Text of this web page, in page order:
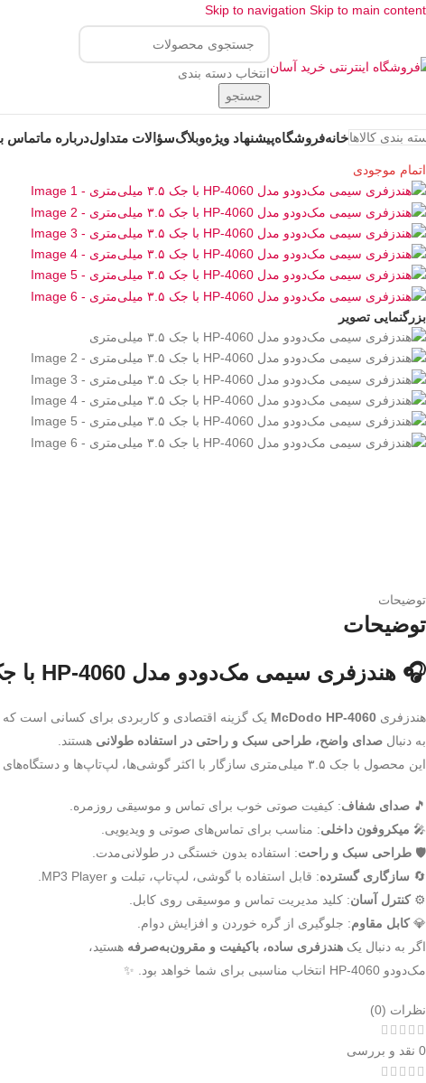
Skip to navigation Skip to main content
انتخاب دسته بندی
جستجو
بندی کالاهاخانهفروشگاهپیشنهاد ویژهوبلاگسؤالات متداولدرباره ماتماس
اتمام موجودی
بزرگنمایی تصویر
توضیحات
توضیحات
🎧 هندزفری سیمی مک‌دودو مدل HP-4060 با جک ۳.۵ میلی‌متری
هندزفری McDodo HP-4060 یک گزینه اقتصادی و کاربردی برای کسانی است که
به دنبال صدای واضح، طراحی سبک و راحتی در استفاده طولانی هستند.
این محصول با جک ۳.۵ میلی‌متری سازگار با اکثر گوشی‌ها، لپ‌تاپ‌ها و دستگاه‌های پخش موسیقی است.
🎵 صدای شفاف: کیفیت صوتی خوب برای تماس و موسیقی روزمره.
🎤 میکروفون داخلی: مناسب برای تماس‌های صوتی و ویدیویی.
🛡️ طراحی سبک و راحت: استفاده بدون خستگی در طولانی‌مدت.
🔄 سازگاری گسترده: قابل استفاده با گوشی، لپ‌تاپ، تبلت و MP3 Player.
⚙️کنترل آسان: کلید مدیریت تماس و موسیقی روی کابل.
💎کابل مقاوم: جلوگیری از گره خوردن و افزایش دوام.
اگر به دنبال یک هندزفری ساده، باکیفیت و مقرون‌به‌صرفه هستید،
مک‌دودو HP-4060 انتخاب مناسبی برای شما خواهد بود. ✨
نظرات (0)
0 نقد و بررسی